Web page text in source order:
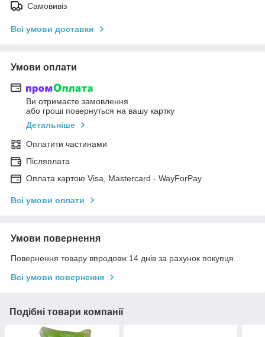
Самовивіз
Всі умови доставки
Умови оплати
Ви отримаєте замовлення
або гроші повернуться на вашу картку
Детальніше
Оплатити частинами
Післяплата
Оплата картою Visa, Mastercard - WayForPay
Всі умови оплати
Умови повернення
Повернення товару впродовж 14 днів за рахунок покупця
Всі умови повернення
Подібні товари компанії